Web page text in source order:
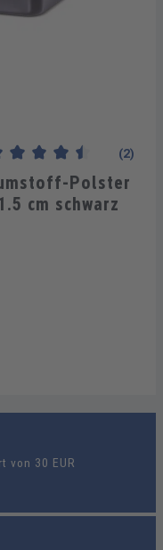
(2)
Polster
cm schwarz
von 30 EUR